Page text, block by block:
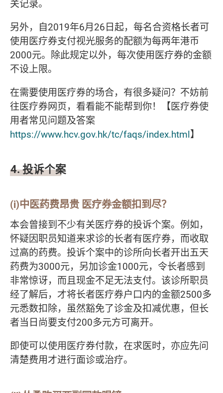
关记录。
另外，自2019年6月26日起，每名合资格长者可
使用医疗券支付视光服务的配额为每两年港币
2000元。除此规定以外，每次使用医疗券的金额
不设上限。
在需要使用医疗券的场合，有很多疑问？不妨前
往医疗券网页，看看能不能帮到你！【医疗券使
用者常见问题及答案
https://www.hcv.gov.hk/tc/faqs/index.html】
4. 投诉个案
(i)中医药费昂贵 医疗券金额扣到尽？
本会曾接到不少有关医疗券的投诉个案。例如，
怀疑因职员知道来求诊的长者有医疗券，而收取
过高的药费。投诉个案中的诊所向长者开出五天
药费为3000元，另加诊金1000元，令长者感到
非常惊讶，而且现金不足无法支付。该诊所职员
经了解后，才将长者医疗券户口内的金额2500多
元悉数扣除，虽然豁免了诊金及扣减优惠，但长
者当日尚要支付200多元方可离开。
即使可以使用医疗券付款，在求医时，亦应先问
清楚费用才进行面诊或治疗。